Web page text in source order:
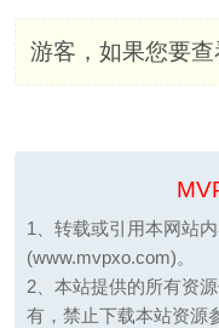
游客，如果您要
1、转载或引用本网站
(www.mvpxo.com)。
2、本站提供的所有资
有，禁止下载本站资源